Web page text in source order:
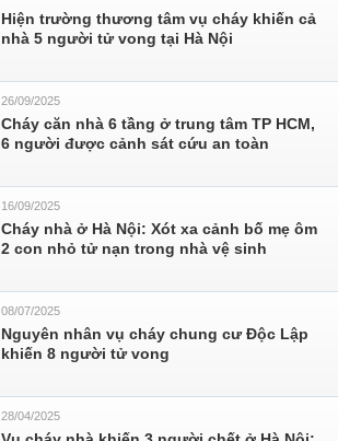
Hiện trường thương tâm vụ cháy khiến cả
nhà 5 người tử vong tại Hà Nội
26/09/2025
Cháy căn nhà 6 tầng ở trung tâm TP HCM,
6 người được cảnh sát cứu an toàn
16/09/2025
Cháy nhà ở Hà Nội: Xót xa cảnh bố mẹ ôm
2 con nhỏ tử nạn trong nhà vệ sinh
08/07/2025
Nguyên nhân vụ cháy chung cư Độc Lập
khiến 8 người tử vong
28/04/2025